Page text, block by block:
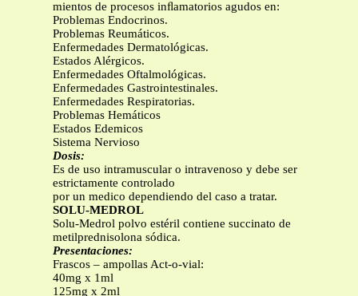
mientos de procesos inﬂamatorios agudos en:
Problemas Endocrinos.
Problemas Reumáticos.
Enfermedades Dermatológicas.
Estados Alérgicos.
Enfermedades Oftalmológicas.
Enfermedades Gastrointestinales.
Enfermedades Respiratorias.
Problemas Hemáticos
Estados Edemicos
Sistema Nervioso
Dosis:
Es de uso intramuscular o intravenoso y debe ser
estrictamente controlado
por un medico dependiendo del caso a tratar.
SOLU-MEDROL
Solu-Medrol polvo estéril contiene succinato de
metilprednisolona sódica.
Presentaciones:
Frascos – ampollas Act-o-vial:
40mg x 1ml
125mg x 2ml